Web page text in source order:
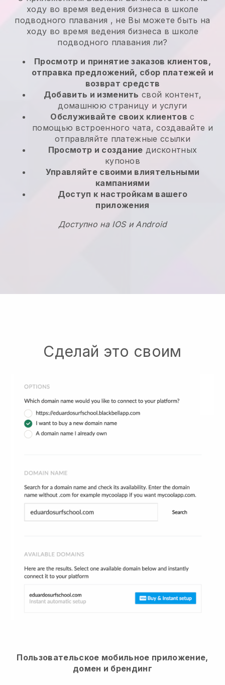
ходу во время ведения бизнеса в школе
подводного плавания , не Вы можете быть на
ходу во время ведения бизнеса в школе
подводного плавания ли?
Просмотр и принятие заказов клиентов,
отправка предложений, сбор платежей и
возврат средств
Добавить и изменить свой контент,
домашнюю страницу и услуги
Обслуживайте своих клиентов с
помощью встроенного чата, создавайте и
отправляйте платежные ссылки
Просмотр и создание дисконтных
купонов
Управляйте своими влиятельными
кампаниями
Доступ к настройкам вашего
приложения
Доступно на IOS и Android
Сделай это своим
Пользовательское мобильное приложение,
домен и брендинг